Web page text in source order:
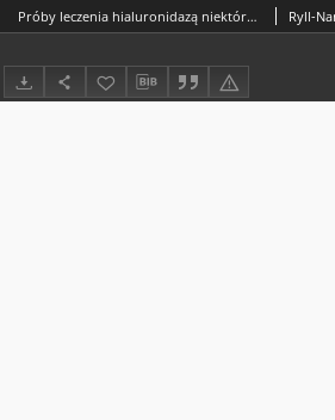
Próby leczenia hialuronidazą niektórych chorób skóry